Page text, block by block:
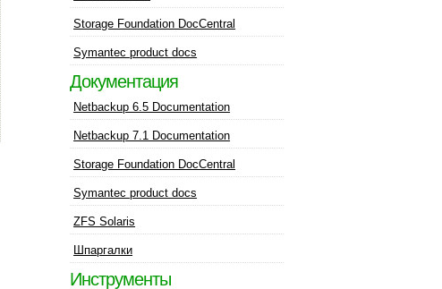
Storage Foundation DocCentral
Symantec product docs
Документация
Netbackup 6.5 Documentation
Netbackup 7.1 Documentation
Storage Foundation DocCentral
Symantec product docs
ZFS Solaris
Шпаргалки
Инструменты